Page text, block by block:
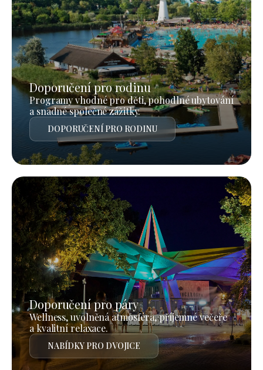
Doporučení pro rodinu
Programy vhodné pro děti, pohodlné ubytování
a snadné společné zážitky.
DOPORUČENÍ PRO RODINU
Doporučení pro páry
Wellness, uvolněná atmosféra, příjemné večeře
a kvalitní relaxace.
NABÍDKY PRO DVOJICE